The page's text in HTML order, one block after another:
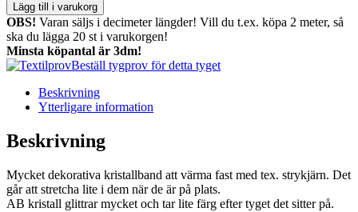
Lägg till i varukorg
OBS! Varan säljs i decimeter längder! Vill du t.ex. köpa 2 meter, så
ska du lägga 20 st i varukorgen!
Minsta köpantal är 3dm!
Beställ tygprov för detta tyget
Beskrivning
Ytterligare information
Beskrivning
Mycket dekorativa kristallband att värma fast med tex. strykjärn. Det
går att stretcha lite i dem när de är på plats.
AB kristall glittrar mycket och tar lite färg efter tyget det sitter på.